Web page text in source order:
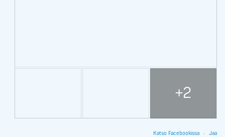
+2
Katso Facebookissa · Jaa